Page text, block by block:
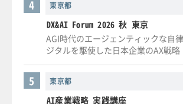
東京都
4
DX&AI Forum 2026 秋 東京
AGI時代のエージェンティックな自
ジタルを駆使した日本企業のAX戦略
東京都
5
AI産業戦略 実践講座